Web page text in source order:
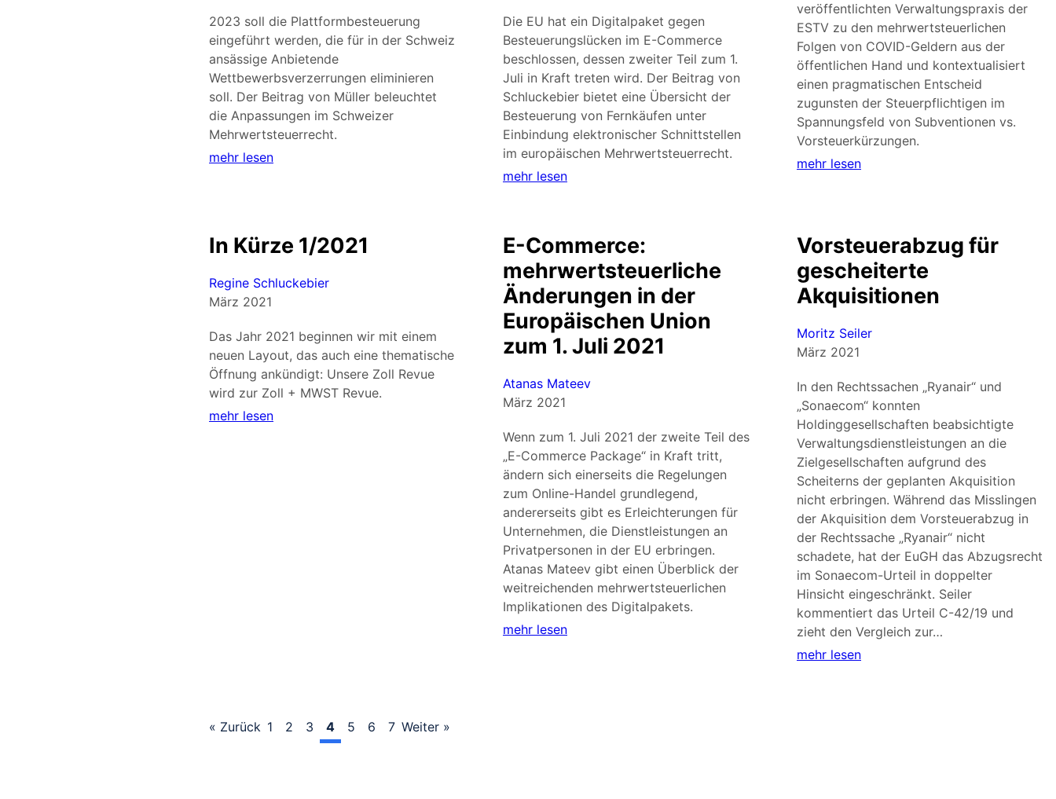
2023 soll die Plattformbesteuerung
eingeführt werden, die für in der Schweiz
ansässige Anbietende
Wettbewerbsverzerrungen eliminieren
soll. Der Beitrag von Müller beleuchtet
die Anpassungen im Schweizer
Mehrwertsteuerrecht.
mehr lesen
Die EU hat ein Digitalpaket gegen
Besteuerungslücken im E-Commerce
beschlossen, dessen zweiter Teil zum 1.
Juli in Kraft treten wird. Der Beitrag von
Schluckebier bietet eine Übersicht der
Besteuerung von Fernkäufen unter
Einbindung elektronischer Schnittstellen
im europäischen Mehrwertsteuerrecht.
mehr lesen
veröffentlichten Verwaltungspraxis der
ESTV zu den mehrwertsteuerlichen
Folgen von COVID-Geldern aus der
öffentlichen Hand und kontextualisiert
einen pragmatischen Entscheid
zugunsten der Steuerpflichtigen im
Spannungsfeld von Subventionen vs.
Vorsteuerkürzungen.
mehr lesen
In Kürze 1/2021
Regine Schluckebier
März 2021
Das Jahr 2021 beginnen wir mit einem
neuen Layout, das auch eine thematische
Öffnung ankündigt: Unsere Zoll Revue
wird zur Zoll + MWST Revue.
mehr lesen
E-Commerce:
mehrwertsteuerliche
Änderungen in der
Europäischen Union
zum 1. Juli 2021
Atanas Mateev
März 2021
Wenn zum 1. Juli 2021 der zweite Teil des
„E-Commerce Package“ in Kraft tritt,
ändern sich einerseits die Regelungen
zum Online-Handel grundlegend,
andererseits gibt es Erleichterungen für
Unternehmen, die Dienstleistungen an
Privatpersonen in der EU erbringen.
Atanas Mateev gibt einen Überblick der
weitreichenden mehrwertsteuerlichen
Implikationen des Digitalpakets.
mehr lesen
Vorsteuerabzug für
gescheiterte
Akquisitionen
Moritz Seiler
März 2021
In den Rechtssachen „Ryanair“ und
„Sonaecom“ konnten
Holdinggesellschaften beabsichtigte
Verwaltungsdienstleistungen an die
Zielgesellschaften aufgrund des
Scheiterns der geplanten Akquisition
nicht erbringen. Während das Misslingen
der Akquisition dem Vorsteuerabzug in
der Rechtssache „Ryanair“ nicht
schadete, hat der EuGH das Abzugsrecht
im Sonaecom-Urteil in doppelter
Hinsicht eingeschränkt. Seiler
kommentiert das Urteil C-42/19 und
zieht den Vergleich zur…
mehr lesen
« Zurück 1 2 3 4 5 6 7 Weiter »